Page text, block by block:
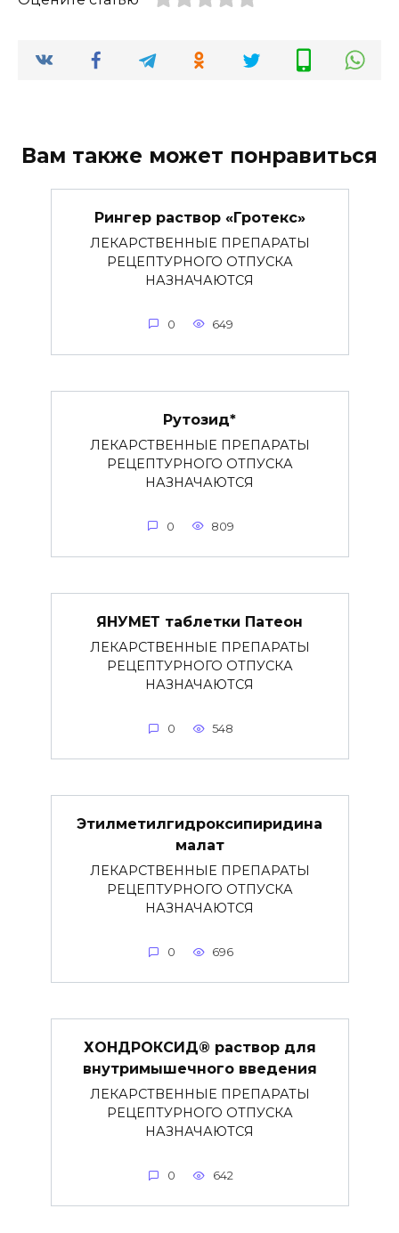
Вам также может понравиться
Рингер раствор «Гротекс»
ЛЕКАРСТВЕННЫЕ ПРЕПАРАТЫ
РЕЦЕПТУРНОГО ОТПУСКА
НАЗНАЧАЮТСЯ
0 649
Рутозид*
ЛЕКАРСТВЕННЫЕ ПРЕПАРАТЫ
РЕЦЕПТУРНОГО ОТПУСКА
НАЗНАЧАЮТСЯ
0 809
ЯНУМЕТ таблетки Патеон
ЛЕКАРСТВЕННЫЕ ПРЕПАРАТЫ
РЕЦЕПТУРНОГО ОТПУСКА
НАЗНАЧАЮТСЯ
0 548
Этилметилгидроксипиридина
малат
ЛЕКАРСТВЕННЫЕ ПРЕПАРАТЫ
РЕЦЕПТУРНОГО ОТПУСКА
НАЗНАЧАЮТСЯ
0 696
ХОНДРОКСИД® раствор для
внутримышечного введения
ЛЕКАРСТВЕННЫЕ ПРЕПАРАТЫ
РЕЦЕПТУРНОГО ОТПУСКА
НАЗНАЧАЮТСЯ
0 642